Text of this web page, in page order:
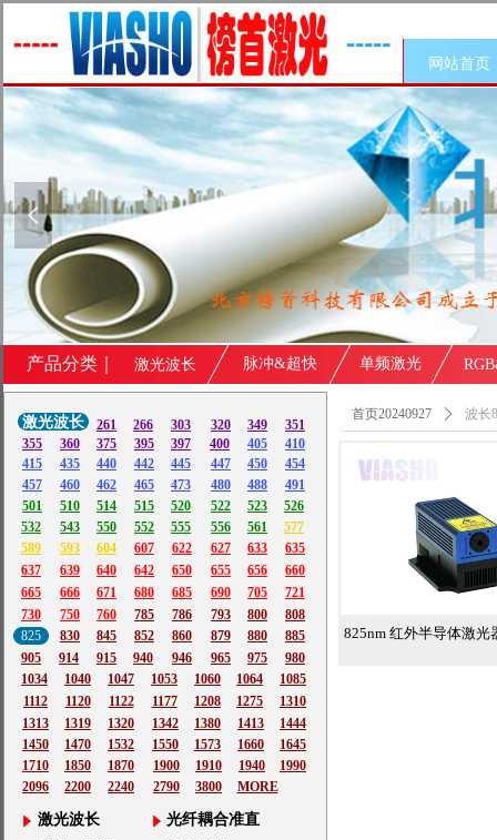
넳
网站首页
首页20240927 ꄲ 波长
261
532
266 303 320 349
351
355
360 375 395 397 400 405
410
415
435 440 442 445 447 450
454
491
488
480
473
465
462
460
457
501
510 514 515 520 522
523
543
550 552 555 556 561
526
577
604
593
589 607 622 627 633
635
637
639 640 642 650 655 656
660
666
671 680 685 690 705
721
750
760
730
665
785
786 793 800
808
825
830 845 852 860 880
879
914
885
915
940 946 965 975 980
905
1034
1040 1047 1053 1060 1064
1085
1275
1208
1177
1122
1120
1112
1310
1413
1380 1444
1342
1320
1319
1313
1660
1645
1573
1550
1532
1470
1450
1940
1910
1900
1870
1850
1710
2790
2200 3800
2096
1990
MORE
光纤耦合准直
激光波长
2240
激光波长
产品分类｜ 激光波长 脉冲&超快 单频激光